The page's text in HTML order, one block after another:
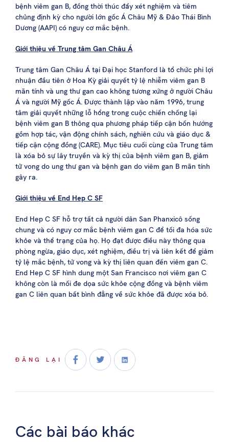
bệnh viêm gan B, đồng thời thúc đẩy xét nghiệm và tiêm
chủng định kỳ cho người lớn gốc Á Châu Mỹ & Đảo Thái Bình
Dương (AAPI) có nguy cơ mắc bệnh.
Giới thiệu về Trung tâm Gan Châu Á
Trung tâm Gan Châu Á tại Đại học Stanford là tổ chức phi lợi
nhuận đầu tiên ở Hoa Kỳ giải quyết tỷ lệ nhiễm viêm gan B
mãn tính và ung thư gan cao không tương xứng ở người Châu
Á và người Mỹ gốc Á. Được thành lập vào năm 1996, trung
tâm giải quyết những lỗ hổng trong cuộc chiến chống lại
bệnh viêm gan B thông qua phương pháp tiếp cận bốn hướng
gồm hợp tác, vận động chính sách, nghiên cứu và giáo dục &
tiếp cận cộng đồng (CARE). Mục tiêu cuối cùng của Trung tâm
là xóa bỏ sự lây truyền và kỳ thị của bệnh viêm gan B, giảm
tử vong do ung thư gan và bệnh gan do viêm gan B mãn tính
gây ra.
Giới thiệu về End Hep C SF
End Hep C SF hỗ trợ tất cả người dân San Phanxicô sống
chung và có nguy cơ mắc bệnh viêm gan C để tối đa hóa sức
khỏe và thể trạng của họ. Họ đạt được điều này thông qua
phòng ngừa, giáo dục, xét nghiệm, điều trị và liên kết để giảm
tỷ lệ mắc bệnh, tử vong và kỳ thị liên quan đến viêm gan C.
End Hep C SF hình dung một San Francisco nơi viêm gan C
không còn là mối đe dọa sức khỏe cộng đồng và bệnh viêm
gan C liên quan bất bình đẳng về sức khỏe đã được xóa bỏ.
ĐĂNG LẠI
Các bài báo khác